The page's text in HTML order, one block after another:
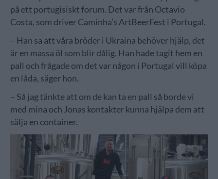
på ett portugisiskt forum. Det var från Octavio
Costa, som driver Caminha’s ArtBeerFest i Portugal.
– Han sa att våra bröder i Ukraina behöver hjälp, det
är en massa öl som blir dålig. Han hade tagit hem en
pall och frågade om det var någon i Portugal vill köpa
en låda, säger hon.
– Så jag tänkte att om de kan ta en pall så borde vi
med mina och Jonas kontakter kunna hjälpa dem att
sälja en container.